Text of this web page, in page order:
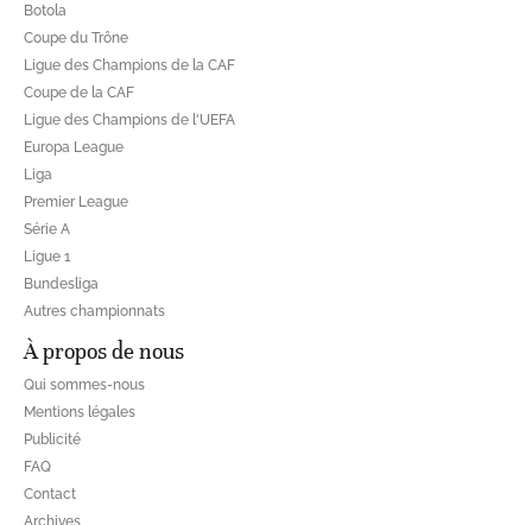
Botola
Coupe du Trône
Ligue des Champions de la CAF
Coupe de la CAF
Ligue des Champions de l'UEFA
Europa League
Liga
Premier League
Série A
Ligue 1
Bundesliga
Autres championnats
À propos de nous
Qui sommes-nous
Mentions légales
Publicité
FAQ
Contact
Archives